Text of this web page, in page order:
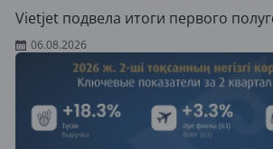
Vietjet подвела итоги первого
06.08.2026